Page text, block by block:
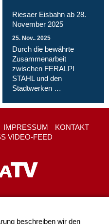
Riesaer Eisbahn ab 28.
November 2025
25. Nov.. 2025
Durch die bewährte
Zusammenarbeit
zwischen FERALPI
STAHL und den
Stadtwerken …
IMPRESSUM
KONTAKT
VIDEO-FEED
beschreiben wir den